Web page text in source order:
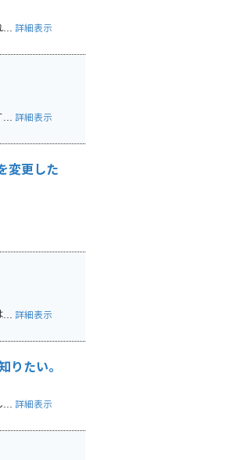
... 詳細表示
... 詳細表示
変更した
... 詳細表示
りたい。
... 詳細表示